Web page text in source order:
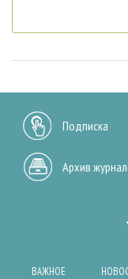
Подписка
Архив
ВАЖНОЕ